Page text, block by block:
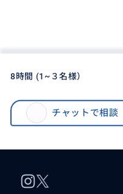
8時間 (1~３名様）
チャットで相談
ハノイ日本語ガイド付き市内観
なく、ハノイの主要な観光スポ